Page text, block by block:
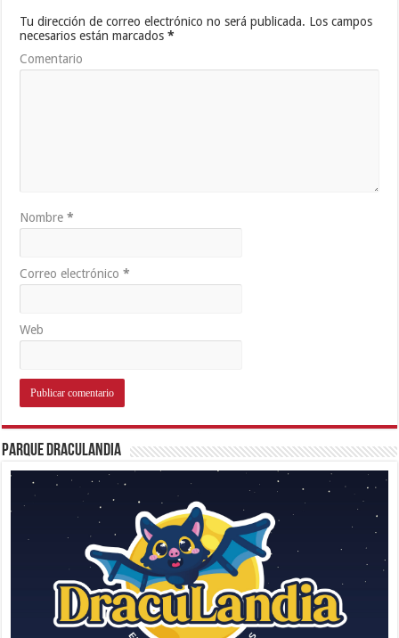
Tu dirección de correo electrónico no será publicada. Los campos
necesarios están marcados*
Comentario
Nombre*
Correo electrónico*
Web
Parque Draculandia